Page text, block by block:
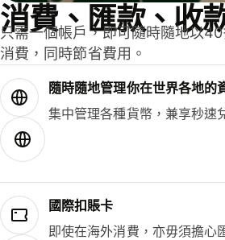
消費、匯款、收
只需一個帳戶，即可隨時隨地以
消費，同時節省費用。
隨時隨地管理你在世界各地的
集中管理各種貨幣，兼享秒速
國際扣賬卡
即使在海外消費，亦毋須擔心